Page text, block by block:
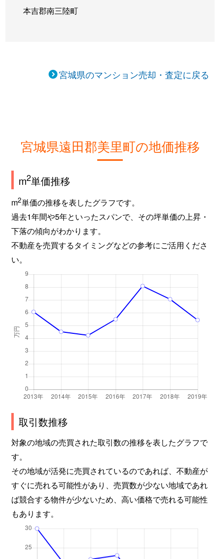
本吉郡南三陸町
宮城県のマンション売却・査定に戻る
宮城県遠田郡美里町の地価推移
m2単価推移
m2単価の推移を表したグラフです。
過去1年間や5年といったスパンで、その坪単価の上昇・
下落の傾向がわかります。
不動産を売買するタイミングなどの参考にご活用くださ
い。
取引数推移
対象の地域の売買された取引数の推移を表したグラフで
す。
その地域が活発に売買されているのであれば、不動産が
すぐに売れる可能性があり、売買数が少ない地域であれ
ば競合する物件が少ないため、高い価格で売れる可能性
もあります。